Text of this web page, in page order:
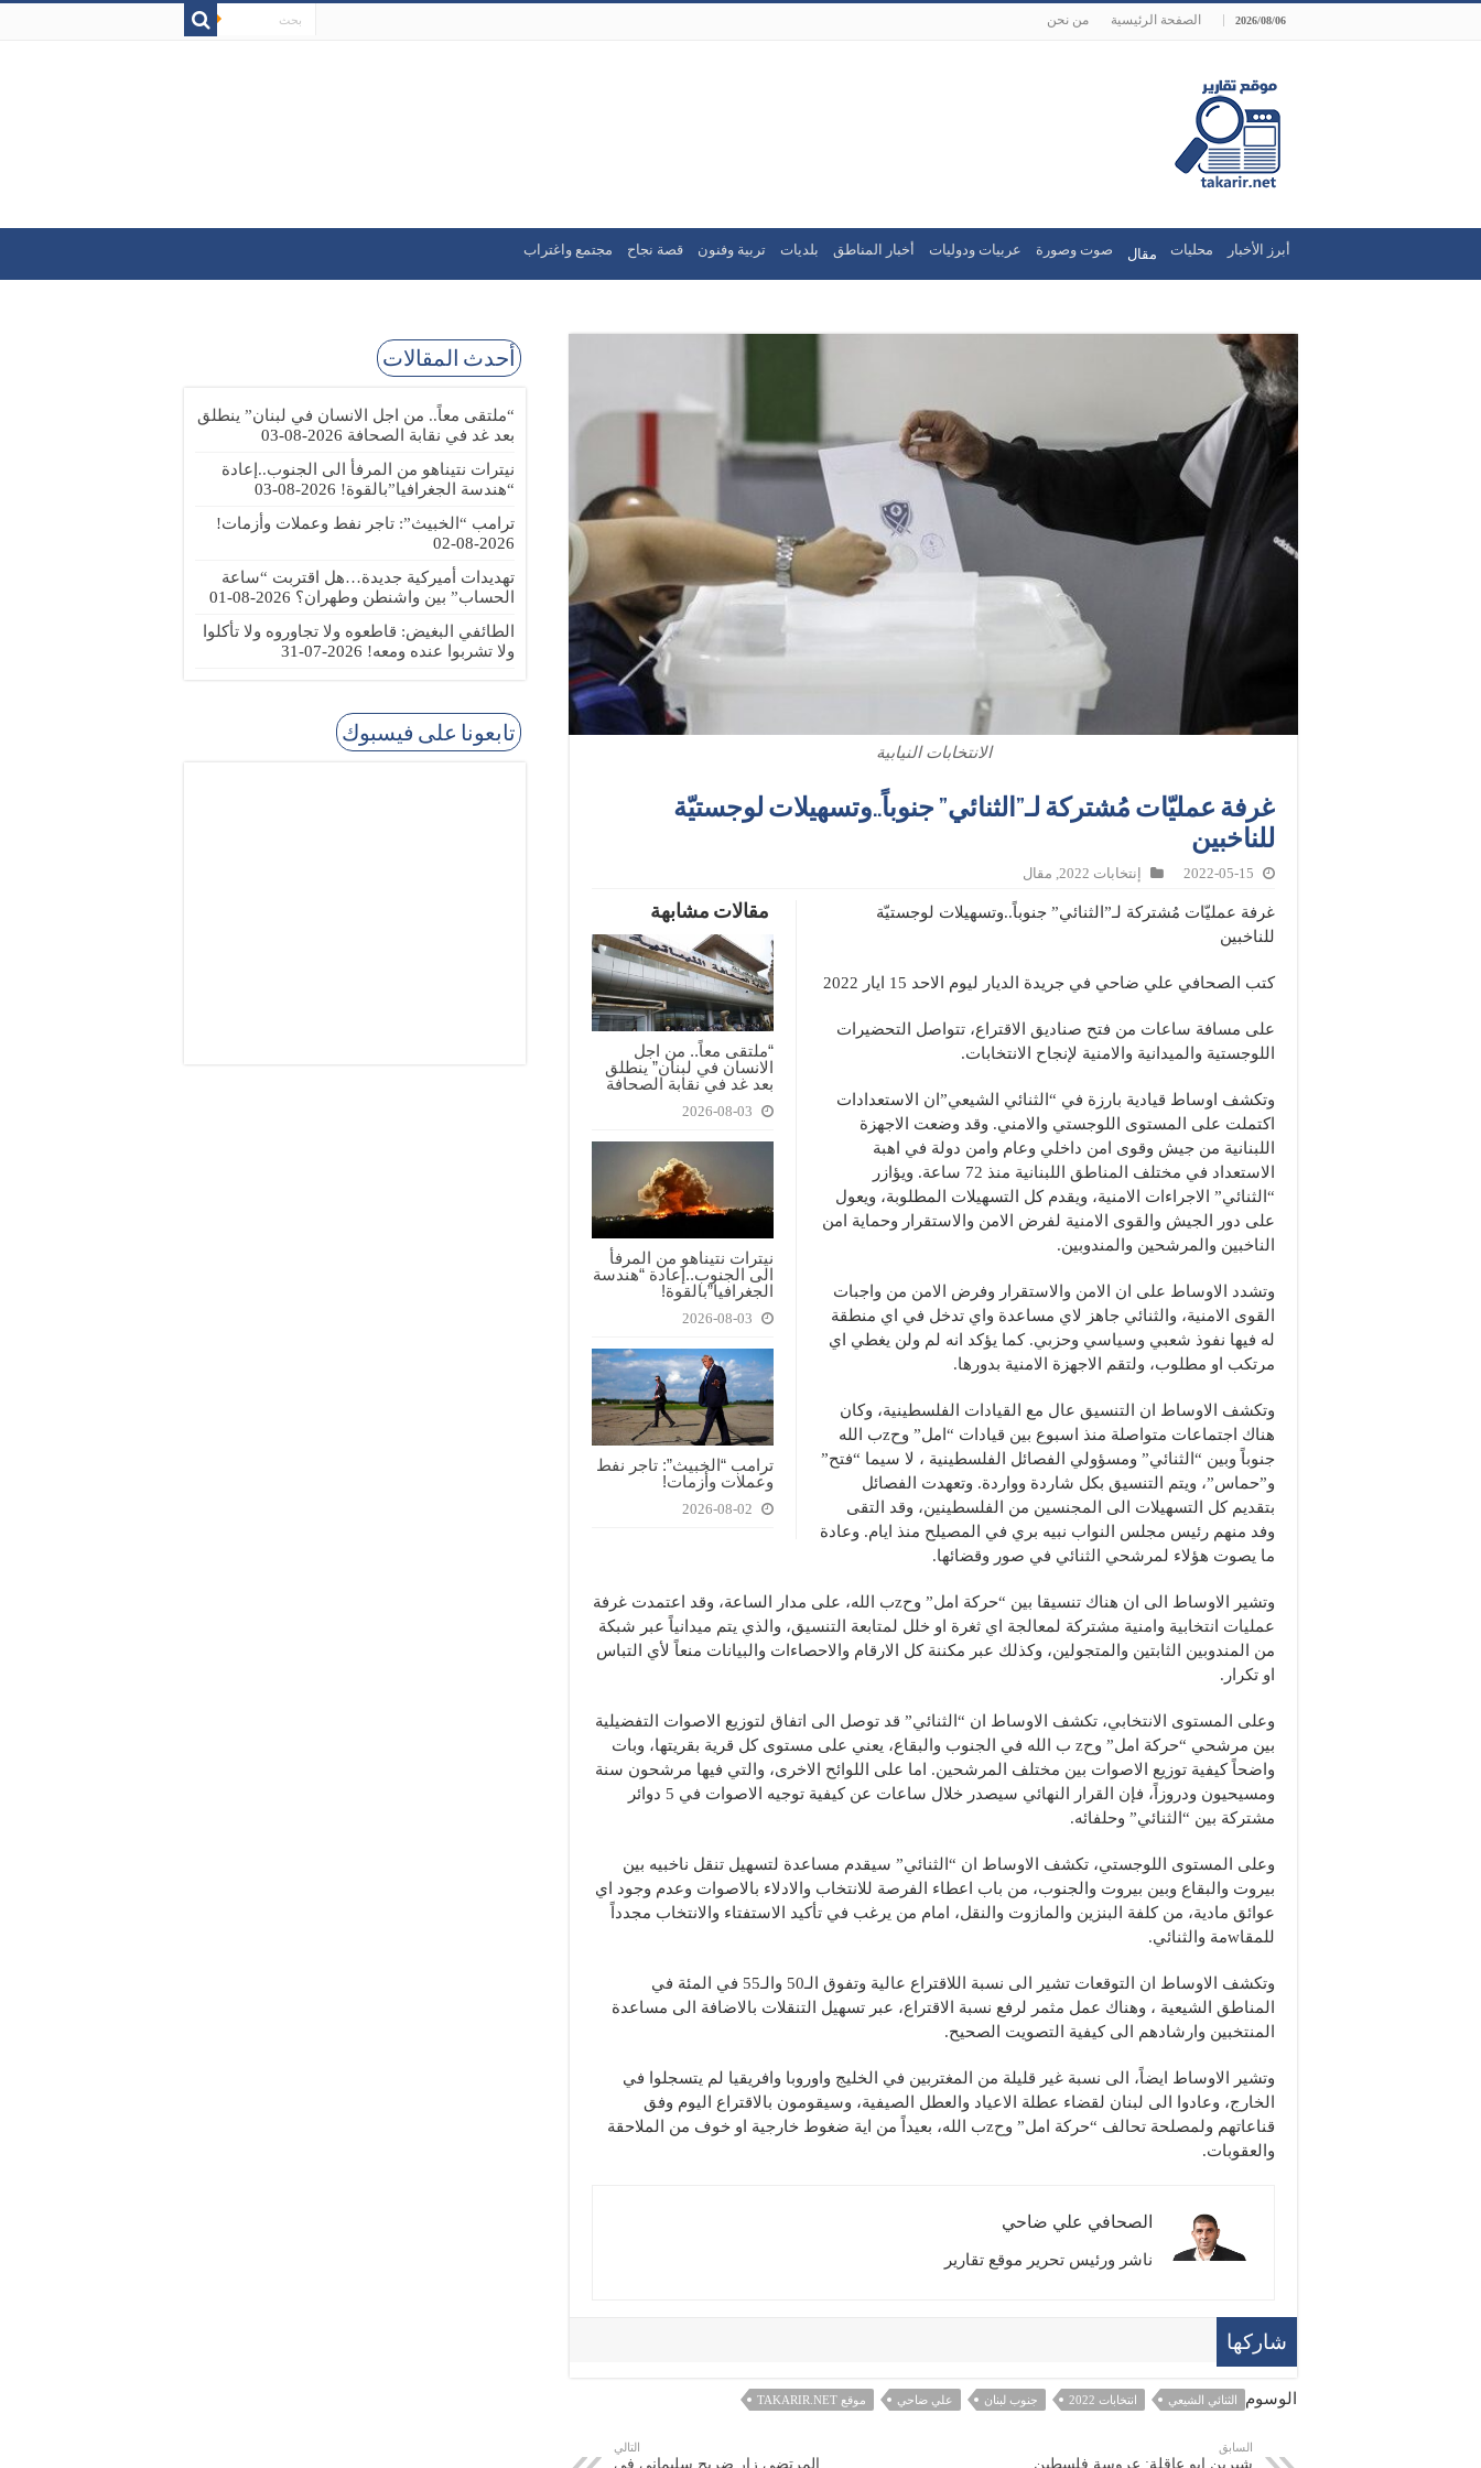
2026/08/06 الصفحة الرئيسية من نحن
أبرز الأخبار محليات مقال صوت وصورة عربيات ودوليات أخبار المناطق بلديات تربية وفنون قصة نجاح مجتمع واغتراب
الانتخابات النيابية
غرفة عمليّات مُشتركة لـ”الثنائي” جنوباً..وتسهيلات لوجستيّة
للناخبين
2022-05-15 إنتخابات 2022 , مقال
مقالات مشابهة
“ملتقى معاً.. من اجل
الانسان في لبنان” ينطلق
بعد غد في نقابة الصحافة
2026-08-03
نيترات نتيناهو من المرفأ
الى الجنوب..إعادة “هندسة
الجغرافيا”بالقوة!
2026-08-03
ترامب “الخبيث”: تاجر نفط
وعملات وأزمات!
2026-08-02
غرفة عمليّات مُشتركة لـ”الثنائي” جنوباً..وتسهيلات لوجستيّة
للناخبين
كتب الصحافي علي ضاحي في جريدة الديار ليوم الاحد 15 ايار 2022
على مسافة ساعات من فتح صناديق الاقتراع، تتواصل التحضيرات
اللوجستية والميدانية والامنية لإنجاح الانتخابات.
وتكشف اوساط قيادية بارزة في “الثنائي الشيعي”ان الاستعدادات
اكتملت على المستوى اللوجستي والامني. وقد وضعت الاجهزة
اللبنانية من جيش وقوى امن داخلي وعام وامن دولة في اهبة
الاستعداد في مختلف المناطق اللبنانية منذ 72 ساعة. ويؤازر
“الثنائي” الاجراءات الامنية، ويقدم كل التسهيلات المطلوبة، ويعول
على دور الجيش والقوى الامنية لفرض الامن والاستقرار وحماية امن
الناخبين والمرشحين والمندوبين.
وتشدد الاوساط على ان الامن والاستقرار وفرض الامن من واجبات
القوى الامنية، والثنائي جاهز لاي مساعدة واي تدخل في اي منطقة
له فيها نفوذ شعبي وسياسي وحزبي. كما يؤكد انه لم ولن يغطي اي
مرتكب او مطلوب، ولتقم الاجهزة الامنية بدورها.
وتكشف الاوساط ان التنسيق عال مع القيادات الفلسطينية، وكان
هناك اجتماعات متواصلة منذ اسبوع بين قيادات “امل” وحzب الله
جنوباً وبين “الثنائي” ومسؤولي الفصائل الفلسطينية ، لا سيما “فتح”
و”حماس”، ويتم التنسيق بكل شاردة وواردة. وتعهدت الفصائل
بتقديم كل التسهيلات الى المجنسين من الفلسطينين، وقد التقى
وفد منهم رئيس مجلس النواب نبيه بري في المصيلح منذ ايام. وعادة
ما يصوت هؤلاء لمرشحي الثنائي في صور وقضائها.
وتشير الاوساط الى ان هناك تنسيقا بين “حركة امل” وحzب الله، على مدار الساعة، وقد اعتمدت غرفة
عمليات انتخابية وامنية مشتركة لمعالجة اي ثغرة او خلل لمتابعة التنسيق، والذي يتم ميدانياً عبر شبكة
من المندوبين الثابتين والمتجولين، وكذلك عبر مكننة كل الارقام والاحصاءات والبيانات منعاً لأي التباس
او تكرار.
وعلى المستوى الانتخابي، تكشف الاوساط ان “الثنائي” قد توصل الى اتفاق لتوزيع الاصوات التفضيلية
بين مرشحي “حركة امل” وحz ب الله في الجنوب والبقاع، يعني على مستوى كل قرية بقريتها، وبات
واضحاً كيفية توزيع الاصوات بين مختلف المرشحين. اما على اللوائح الاخرى، والتي فيها مرشحون سنة
ومسيحيون ودروزاً، فإن القرار النهائي سيصدر خلال ساعات عن كيفية توجيه الاصوات في 5 دوائر
مشتركة بين “الثنائي” وحلفائه.
وعلى المستوى اللوجستي، تكشف الاوساط ان “الثنائي” سيقدم مساعدة لتسهيل تنقل ناخبيه بين
بيروت والبقاع وبين بيروت والجنوب، من باب اعطاء الفرصة للانتخاب والادلاء بالاصوات وعدم وجود اي
عوائق مادية، من كلفة البنزين والمازوت والنقل، امام من يرغب في تأكيد الاستفتاء والانتخاب مجدداً
للمقاwمة والثنائي.
وتكشف الاوساط ان التوقعات تشير الى نسبة اللاقتراع عالية وتفوق الـ50 والـ55 في المئة في
المناطق الشيعية ، وهناك عمل مثمر لرفع نسبة الاقتراع، عبر تسهيل التنقلات بالاضافة الى مساعدة
المنتخبين وارشادهم الى كيفية التصويت الصحيح.
وتشير الاوساط ايضاً، الى نسبة غير قليلة من المغتربين في الخليج واوروبا وافريقيا لم يتسجلوا في
الخارج، وعادوا الى لبنان لقضاء عطلة الاعياد والعطل الصيفية، وسيقومون بالاقتراع اليوم وفق
قناعاتهم ولمصلحة تحالف “حركة امل” وحzب الله، بعيداً من اية ضغوط خارجية او خوف من الملاحقة
والعقوبات.
الصحافي علي ضاحي
ناشر ورئيس تحرير موقع تقارير
شاركها
الوسوم الثنائي الشيعي انتخابات 2022 جنوب لبنان علي ضاحي موقع TAKARIR.NET
السابق
شيرين ابو عاقلة: عروسة فلسطين
التالي
المرتضى زار ضريح سليماني في
أحدث المقالات
“ملتقى معاً.. من اجل الانسان في لبنان” ينطلق
بعد غد في نقابة الصحافة 2026-08-03
نيترات نتيناهو من المرفأ الى الجنوب..إعادة
“هندسة الجغرافيا”بالقوة! 2026-08-03
ترامب “الخبيث”: تاجر نفط وعملات وأزمات!
2026-08-02
تهديدات أميركية جديدة…هل اقتربت “ساعة
الحساب” بين واشنطن وطهران؟ 2026-08-01
الطائفي البغيض: قاطعوه ولا تجاوروه ولا تأكلوا
ولا تشربوا عنده ومعه! 2026-07-31
تابعونا على فيسبوك